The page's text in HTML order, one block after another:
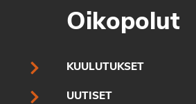
Oikopolut
KUULUTUKSET
UUTISET